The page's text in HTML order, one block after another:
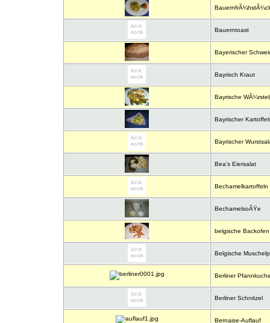
Bauerntoast
Bayerischer
Bayrisch Kraut
Bayrische
Bayrischer
Bayrischer
Bea’s Eiersalat
Bechamelkartoffeln
BechamelsoÃŸe
belgische
Belgische
Berliner
Berliner Schnitzel
Bernaise-Auflauf